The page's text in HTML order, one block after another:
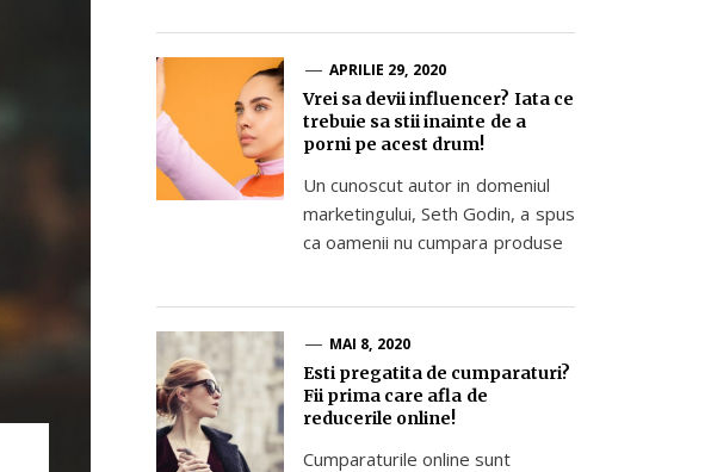
APRILIE 29, 2020
Vrei sa devii influencer? Iata ce
trebuie sa stii inainte de a
porni pe acest drum!
Un cunoscut autor in domeniul
marketingului, Seth Godin, a spus
ca oamenii nu cumpara produse
MAI 8, 2020
Esti pregatita de cumparaturi?
Fii prima care afla de
reducerile online!
Cumparaturile online sunt